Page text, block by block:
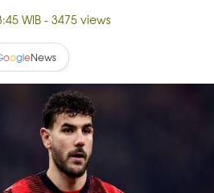
WIB - 3475 views
oogleNews